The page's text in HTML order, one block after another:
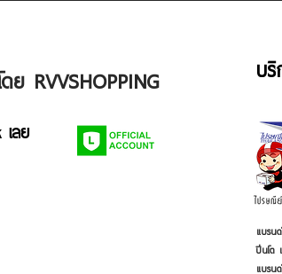
ย RVVSHOPPING
ลย
บ
แบรน
ปิ่นโต
แบรน